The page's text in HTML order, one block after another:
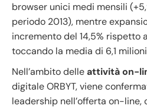
browser unici medi mensili
periodo 2013), mentre
incremento del 14,5% rispetto
toccando la media di 6,1
Nell’ambito delleattività on-
digitale ORBYT, viene
leadership nell’offerta on-line,